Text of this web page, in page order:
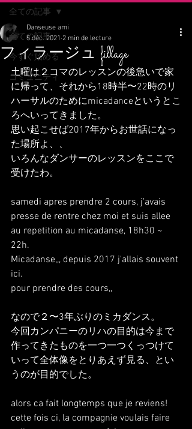
全ての記事
今すぐ始める
コミュニティ
全ての記事
フィラージュ fillage
Danseuse ami
5 déc. 2021 2 min de lecture
土曜は２コマのレッスンの後急いで家
に帰って、それから18時半〜22時のリ
ハーサルのためにmicadanceというとこ
ろへいってきました。
思い起こせば2017年からお世話になっ
た場所よ、、
いろんなダンサーのレッスンをここで
受けたわ。
samedi apres prendre 2 cours, j'avais
presse de rentre chez moi et suis allee
au repetition au micadanse, 18h30 ~
22h.
Micadanse,,, depuis 2017 j'allais souvent
ici.
pour prendre des cours,,
なので２〜3年ぶりのミカダンス。
今回カンパニーのリハの目的は今まで
作ってきたものを一つ一つくっつけて
いって全体像をとりあえず見る、とい
うのが目的でした。
alors ca fait longtemps que je reviens!
cette fois ci, la compagnie voulais faire